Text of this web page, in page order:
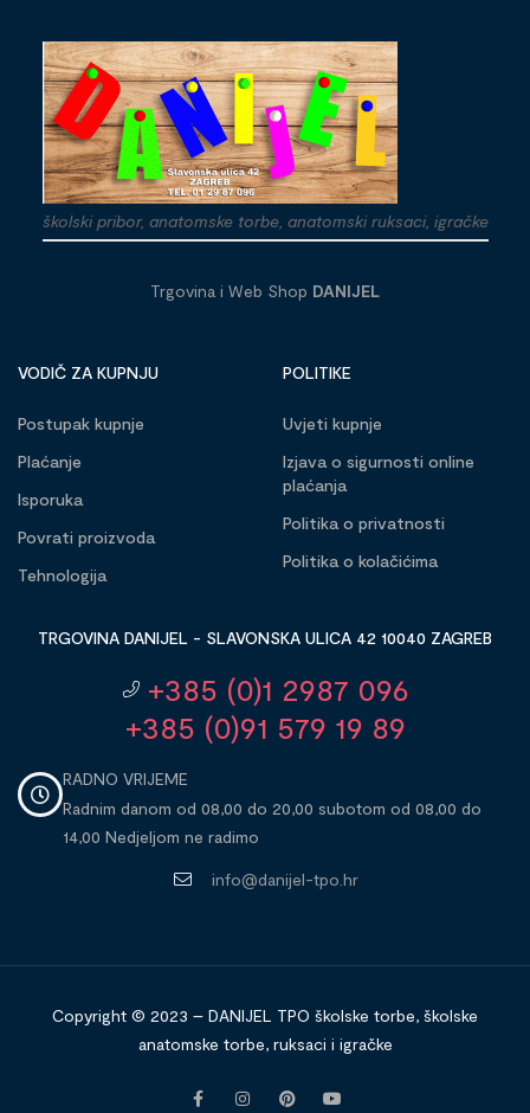
školski pribor, anatomske torbe, anatomski ruksaci, igračke
Trgovina i Web Shop DANIJEL
VODIČ ZA KUPNJU
Postupak kupnje
Plaćanje
Isporuka
Povrati proizvoda
Tehnologija
POLITIKE
Uvjeti kupnje
Izjava o sigurnosti online
plaćanja
Politika o privatnosti
Politika o kolačićima
TRGOVINA DANIJEL - SLAVONSKA ULICA 42 10040 ZAGREB
+385 (0)1 2987 096
+385 (0)91 579 19 89
RADNO VRIJEME
Radnim danom od 08,00 do 20,00 subotom od 08,00 do
14,00 Nedjeljom ne radimo
info@danijel-tpo.hr
Copyright © 2023 – DANIJEL TPO školske torbe, školske
anatomske torbe, ruksaci i igračke